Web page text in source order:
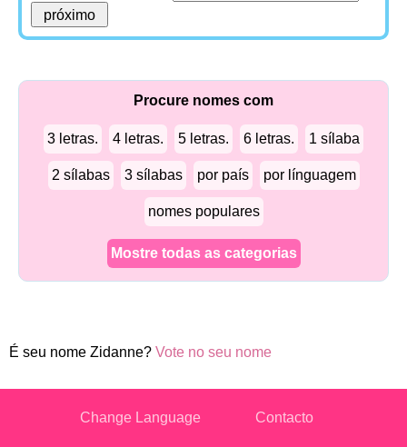
Procure nomes com
3 letras. 4 letras. 5 letras. 6 letras. 1 sílaba
2 sílabas 3 sílabas por país por línguagem
nomes populares
Mostre todas as categorias
É seu nome Zidanne? Vote no seu nome
Change Language Contacto